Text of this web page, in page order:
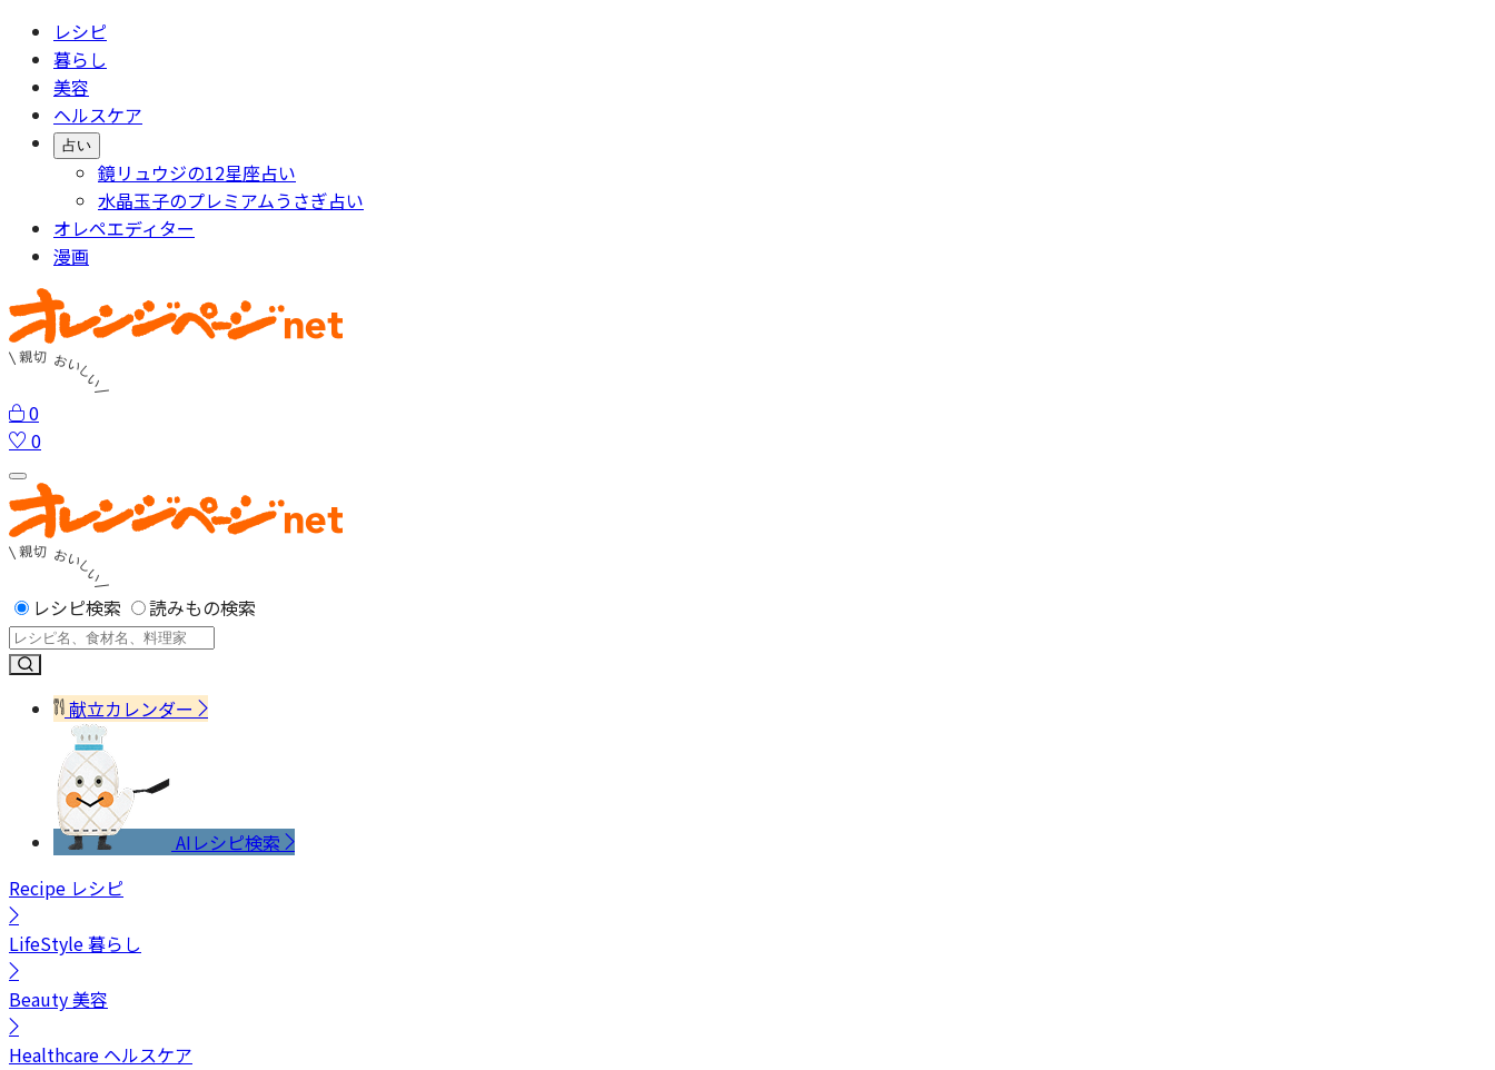
レシピ
暮らし
美容
ヘルスケア
占い
鏡リュウジの12星座占い
水晶玉子のプレミアムうさぎ占い
オレペエディター
漫画
0
0
レシピ検索 読みもの検索
献立カレンダー
AIレシピ検索
Recipe レシピ
LifeStyle暮らし
Beauty美容
Healthcare ヘルスケア